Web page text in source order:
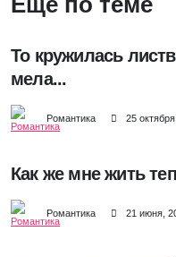
То кружилась
мела...
Романтика 25
Как же мне жить
Романтика 21 июня,